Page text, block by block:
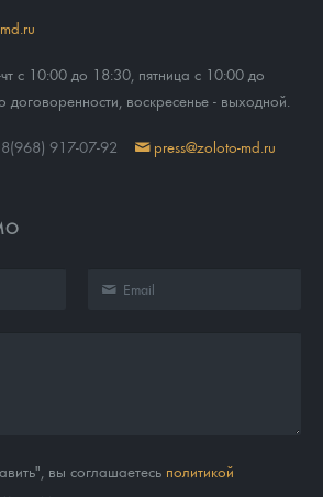
чт с 10:00 до 18:30, пятница с 10:00 до
договоренности, воскресенье - выходной.
8(968) 917-07-92 press@zoloto-md.ru
вы соглашаетесь политикой